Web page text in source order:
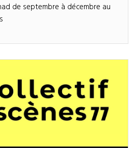
de septembre à décembre au